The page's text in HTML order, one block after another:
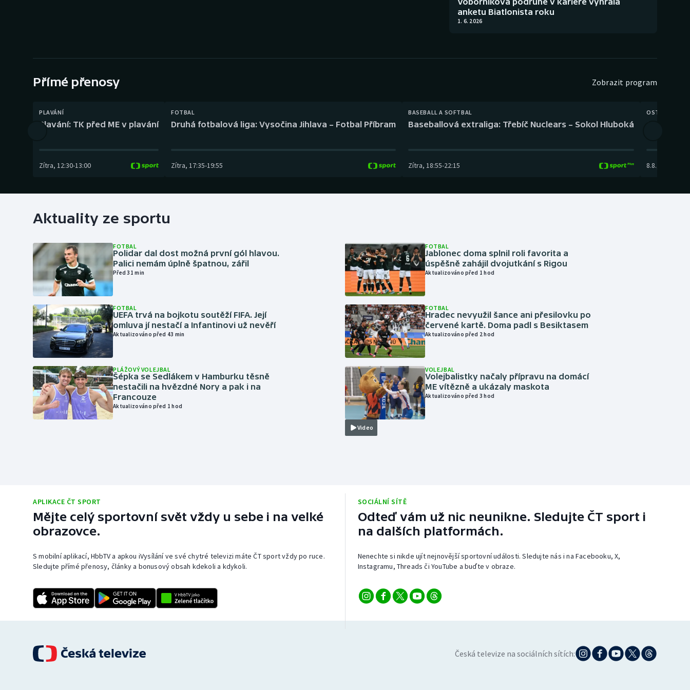
Gymnastika Plážový volejbal
anketu Biatlonista roku
1. 6. 2026
Přímé přenosy Zobrazit program
PLAVÁNÍ
Plavání: TK před ME v plavání
Zítra, 12:30-13:00
FOTBAL
Druhá fotbalová liga: Vysočina Jihlava – Fotbal Příbram
Zítra, 17:35-19:55
BASEBALL A SOFTBAL
Baseballová extraliga: Třebíč Nuclears – Sokol Hluboká
Zítra, 18:55-22:15
OSTATNÍ
8.8.
Aktuality ze sportu
FOTBAL
Polidar dal dost možná první gól hlavou.
Palici nemám úplně špatnou, zářil
Před 31 min
FOTBAL
UEFA trvá na bojkotu soutěží FIFA. Její
omluva jí nestačí a Infantinovi už nevěří
Aktualizováno před 43 min
PLÁŽOVÝ VOLEJBAL
Šépka se Sedlákem v Hamburku těsně
nestačili na hvězdné Nory a pak i na
Francouze
Aktualizováno před 1 hod
FOTBAL
Jablonec doma splnil roli favorita a
úspěšně zahájil dvojutkání s Rigou
Aktualizováno před 1 hod
FOTBAL
Hradec nevyužil šance ani přesilovku po
červené kartě. Doma padl s Besiktasem
Aktualizováno před 2 hod
Video
VOLEJBAL
Volejbalistky načaly přípravu na domácí
ME vítězně a ukázaly maskota
Aktualizováno před 3 hod
APLIKACE ČT SPORT
Mějte celý sportovní svět vždy u sebe i na velké
obrazovce.
S mobilní aplikací, HbbTV a apkou iVysílání ve své chytré televizi máte ČT sport vždy po ruce.
Sledujte přímé přenosy, články a bonusový obsah kdekoli a kdykoli.
SOCIÁLNÍ SÍTĚ
Odteď vám už nic neunikne. Sledujte ČT sport i
na dalších platformách.
Nenechte si nikde ujít nejnovější sportovní události. Sledujte nás i na Facebooku, X,
Instagramu, Threads či YouTube a buďte v obraze.
Česká televize na sociálních sítích: